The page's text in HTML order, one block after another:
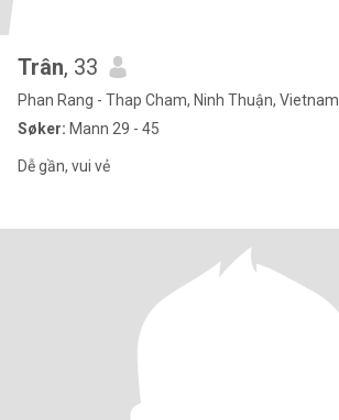
Trân, 33
Phan Rang - Thap Cham, Ninh Thuận, Vietnam
Søker: Mann 29 - 45
Dễ gần, vui vẻ